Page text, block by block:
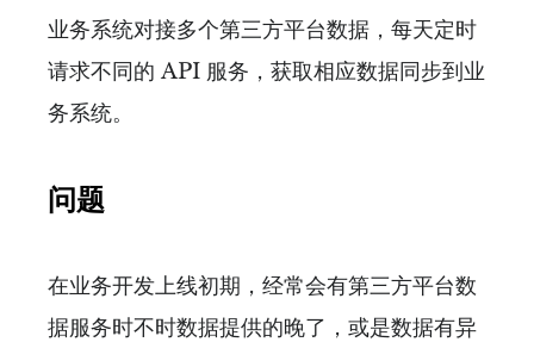
业务系统对接多个第三方平台数据，每天定时
请求不同的 API 服务，获取相应数据同步到业
务系统。
问题
在业务开发上线初期，经常会有第三方平台数
据服务时不时数据提供的晚了，或是数据有异